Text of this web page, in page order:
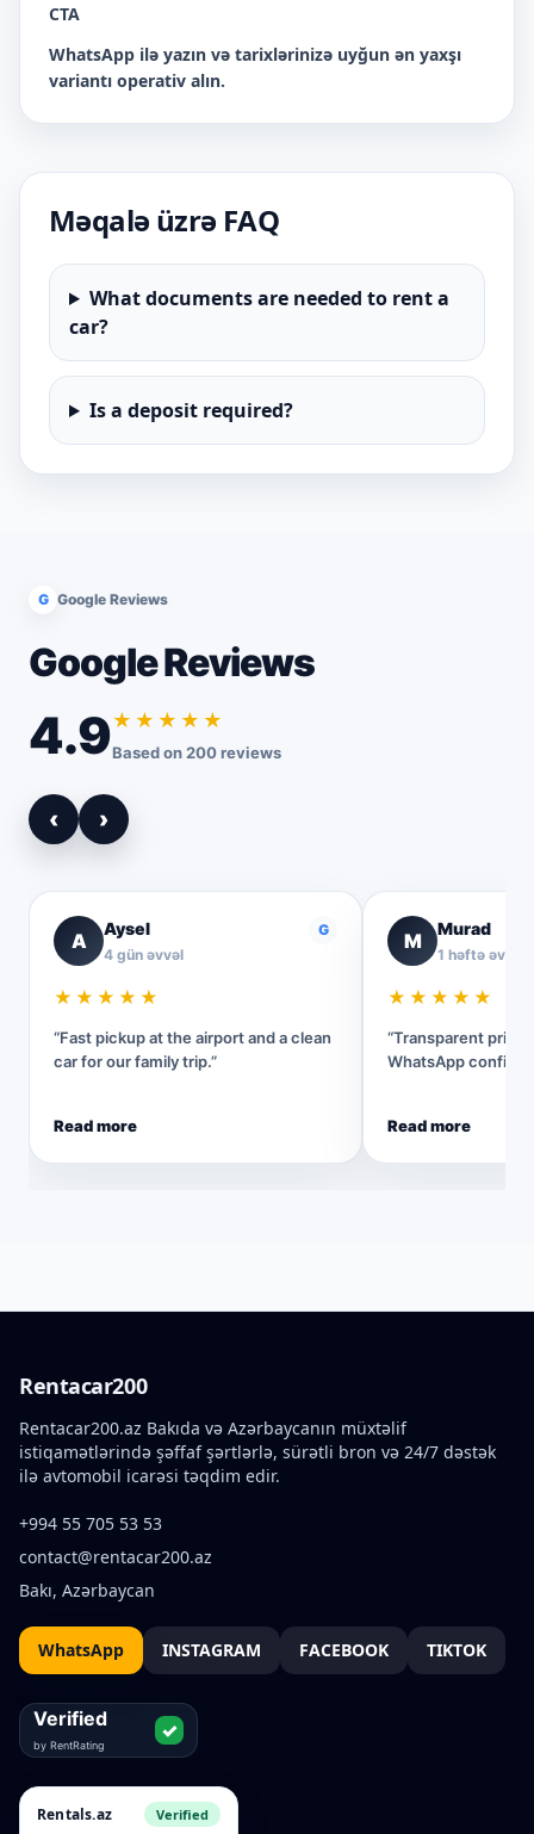
CTA
WhatsApp ilə yazın və tarixlərinizə uyğun ən yaxşı
variantı operativ alın.
Məqalə üzrə FAQ
What documents are needed to rent a
car?
Is a deposit required?
G Google Reviews
Google Reviews
4.9★★★★★
Based on 200 reviews
‹ ›
A
Aysel
4 gün əvvəl
G
★★★★★
“Fast pickup at the airport and a clean
car for our family trip.”
Read more
M
Murad
1 həftə əvvəl
★★★★★
“Transparent
WhatsApp
Read more
Rentacar200
Rentacar200.az Bakıda və Azərbaycanın müxtəlif
istiqamətlərində şəffaf şərtlərlə, sürətli bron və 24/7 dəstək
ilə avtomobil icarəsi təqdim edir.
+994 55 705 53 53
contact@rentacar200.az
Bakı, Azərbaycan
WhatsApp INSTAGRAM FACEBOOK TIKTOK
Rentals.az Verified